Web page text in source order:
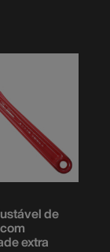
de
extra